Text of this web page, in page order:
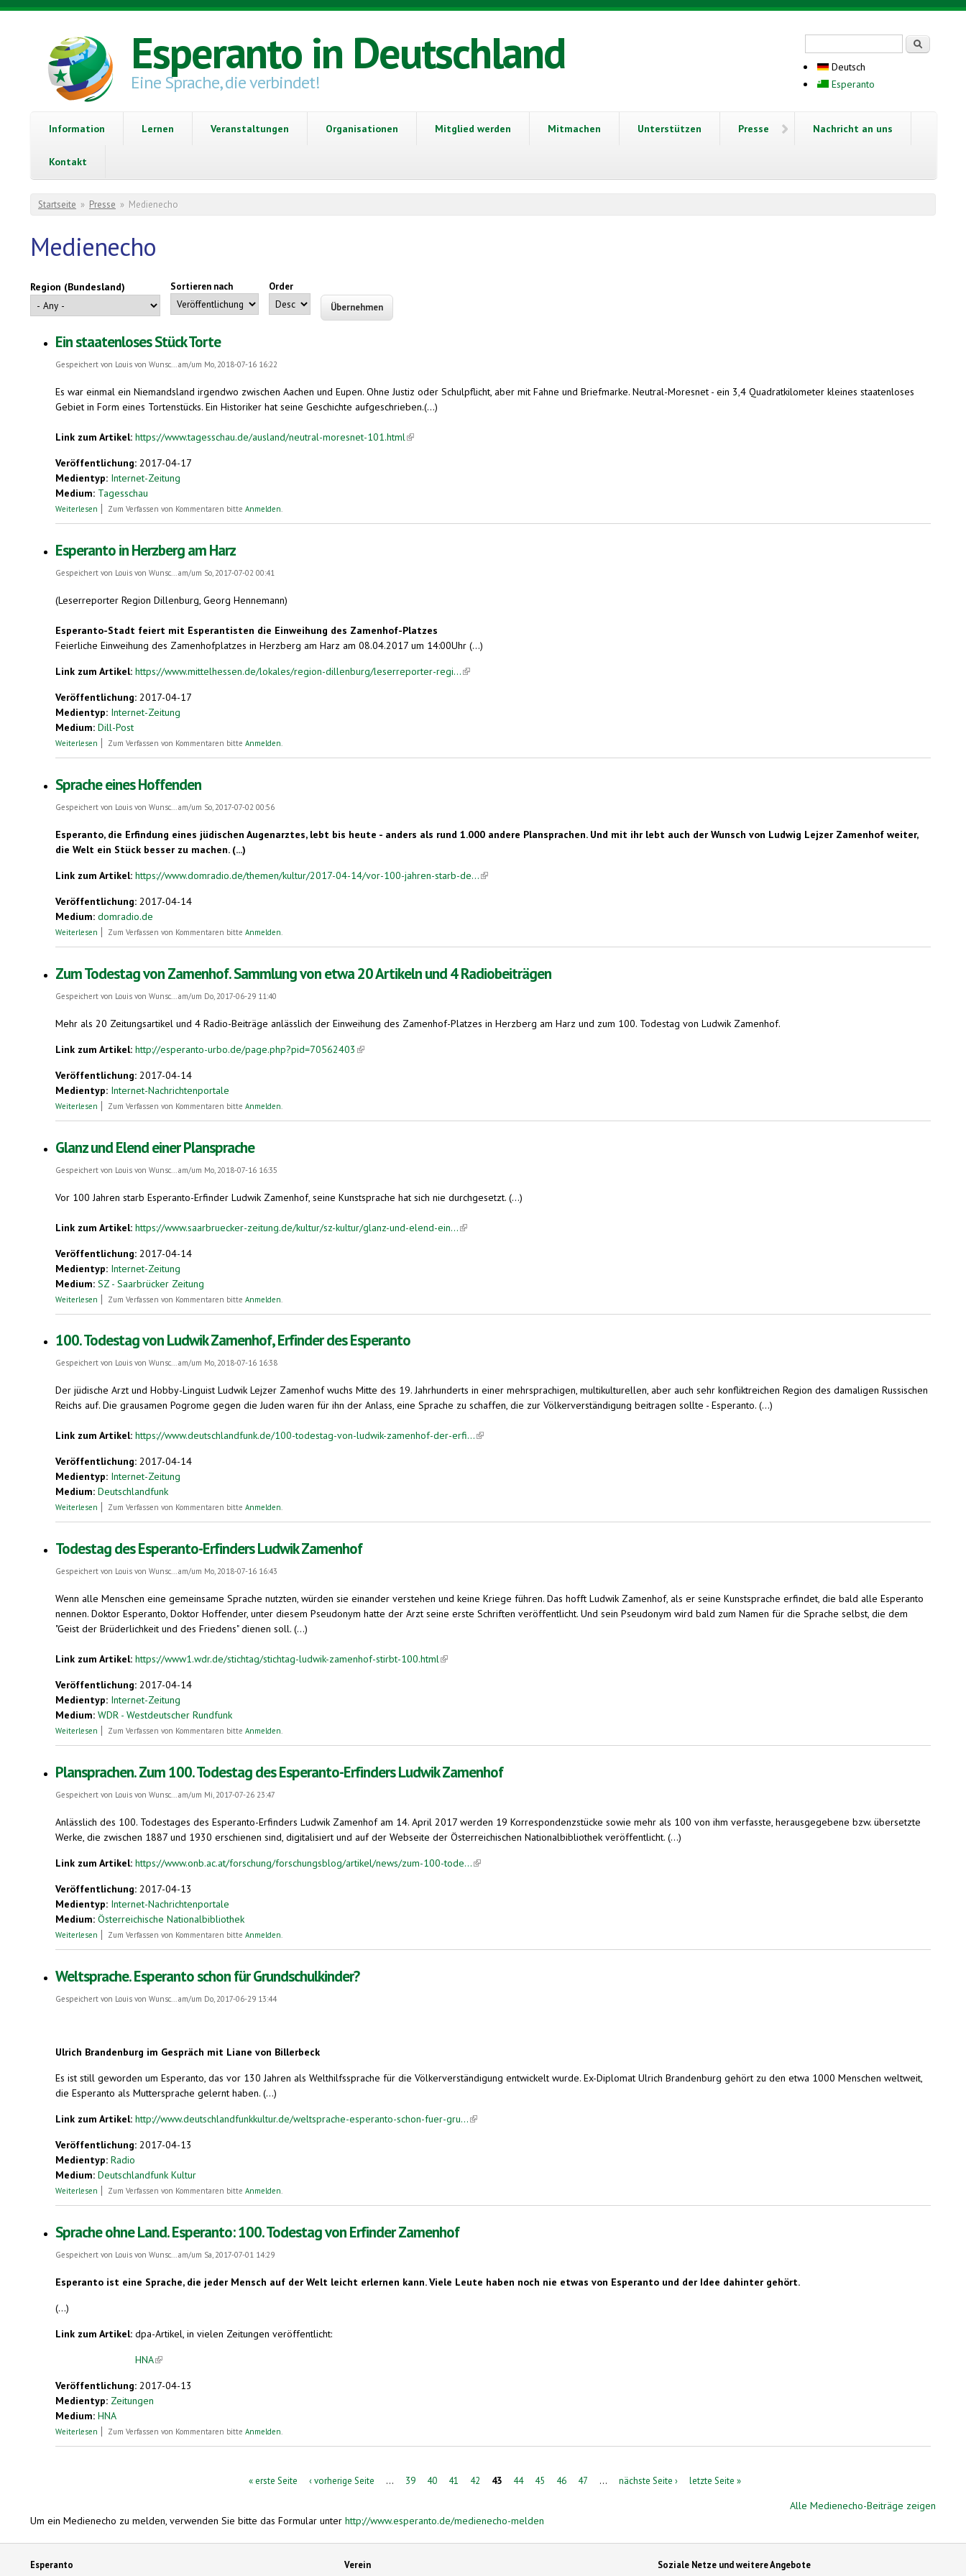
Direkt zum Inhalt
Esperanto in Deutschland
Eine Sprache, die verbindet!
Deutsch
Esperanto
Information Lernen Veranstaltungen Organisationen Mitglied werden Mitmachen Unterstützen Presse Nachricht an uns
Kontakt
Sie sind hier
Startseite » Presse » Medienecho
Medienecho
Region (Bundesland) Sortieren nach Order
Ein staatenloses Stück Torte
Gespeichert von Louis von Wunsc...am/um Mo, 2018-07-16 16:22
Es war einmal ein Niemandsland irgendwo zwischen Aachen und Eupen. Ohne Justiz oder Schulpflicht, aber mit Fahne und Briefmarke. Neutral-Moresnet - ein 3,4 Quadratkilometer kleines staatenloses
Gebiet in Form eines Tortenstücks. Ein Historiker hat seine Geschichte aufgeschrieben.(...)
Link zum Artikel: https://www.tagesschau.de/ausland/neutral-moresnet-101.html(link is external)
Veröffentlichung: 2017-04-17
Medientyp: Internet-Zeitung
Medium: Tagesschau
Weiterlesen über Ein staatenloses Stück Torte
Zum Verfassen von Kommentaren bitte Anmelden.
Esperanto in Herzberg am Harz
Gespeichert von Louis von Wunsc...am/um So, 2017-07-02 00:41
(Leserreporter Region Dillenburg, Georg Hennemann)
Esperanto-Stadt feiert mit Esperantisten die Einweihung des Zamenhof-Platzes
Feierliche Einweihung des Zamenhofplatzes in Herzberg am Harz am 08.04.2017 um 14:00Uhr (...)
Link zum Artikel: https://www.mittelhessen.de/lokales/region-dillenburg/leserreporter-regi...(link is external)
Veröffentlichung: 2017-04-17
Medientyp: Internet-Zeitung
Medium: Dill-Post
Weiterlesen über Esperanto in Herzberg am Harz
Zum Verfassen von Kommentaren bitte Anmelden.
Sprache eines Hoffenden
Gespeichert von Louis von Wunsc...am/um So, 2017-07-02 00:56
Esperanto, die Erfindung eines jüdischen Augenarztes, lebt bis heute - anders als rund 1.000 andere Plansprachen. Und mit ihr lebt auch der Wunsch von Ludwig Lejzer Zamenhof weiter,
die Welt ein Stück besser zu machen. (...)
Link zum Artikel: https://www.domradio.de/themen/kultur/2017-04-14/vor-100-jahren-starb-de...(link is external)
Veröffentlichung: 2017-04-14
Medium: domradio.de
Weiterlesen über Sprache eines Hoffenden
Zum Verfassen von Kommentaren bitte Anmelden.
Zum Todestag von Zamenhof. Sammlung von etwa 20 Artikeln und 4 Radiobeiträgen
Gespeichert von Louis von Wunsc... am/um Do, 2017-06-29 11:40
Mehr als 20 Zeitungsartikel und 4 Radio-Beiträge anlässlich der Einweihung des Zamenhof-Platzes in Herzberg am Harz und zum 100. Todestag von Ludwik Zamenhof.
Link zum Artikel: http://esperanto-urbo.de/page.php?pid=70562403 (link is external)
Veröffentlichung: 2017-04-14
Medientyp: Internet-Nachrichtenportale
Weiterlesen über Zum Todestag von Zamenhof. Sammlung von etwa 20 Artikeln und 4 Radiobeiträgen
Zum Verfassen von Kommentaren bitte Anmelden
Glanz und Elend einer Plansprache
Gespeichert von Louis von Wunsc... am/um Mo, 2018-07-16 16:35
Vor 100 Jahren starb Esperanto-Erfinder Ludwik Zamenhof, seine Kunstsprache hat sich nie durchgesetzt. (...)
Link zum Artikel: https://www.saarbruecker-zeitung.de/kultur/sz-kultur/glanz-und-elend-ein...(link is external)
Veröffentlichung: 2017-04-14
Medientyp: Internet-Zeitung
Medium: SZ - Saarbrücker Zeitung
Weiterlesen über Glanz und Elend einer Plansprache
Zum Verfassen von Kommentaren bitte Anmelden
100. Todestag von Ludwik Zamenhof, Erfinder des Esperanto
Gespeichert von Louis von Wunsc...am/um Mo, 2018-07-16 16:38
Der jüdische Arzt und Hobby-Linguist Ludwik Lejzer Zamenhof wuchs Mitte des 19. Jahrhunderts in einer mehrsprachigen, multikulturellen, aber auch sehr konfliktreichen Region des damaligen Russischen
Reichs auf. Die grausamen Pogrome gegen die Juden waren für ihn der Anlass, eine Sprache zu schaffen, die zur Völkerverständigung beitragen sollte - Esperanto. (...)
Link zum Artikel: https://www.deutschlandfunk.de/100-todestag-von-ludwik-zamenhof-der-erfi...(link is external)
Veröffentlichung: 2017-04-14
Medientyp: Internet-Zeitung
Medium: Deutschlandfunk
Weiterlesen über 100. Todestag von Ludwik Zamenhof, Erfinder des Esperanto
Zum Verfassen von Kommentaren bitte Anmelden.
Todestag des Esperanto-Erfinders Ludwik Zamenhof
Gespeichert von Louis von Wunsc...am/um Mo, 2018-07-16 16:43
Wenn alle Menschen eine gemeinsame Sprache nutzten, würden sie einander verstehen und keine Kriege führen. Das hofft Ludwik Zamenhof, als er seine Kunstsprache erfindet, die bald alle Esperanto
nennen. Doktor Esperanto, Doktor Hoffender, unter diesem Pseudonym hatte der Arzt seine erste Schriften veröffentlicht. Und sein Pseudonym wird bald zum Namen für die Sprache selbst, die dem
"Geist der Brüderlichkeit und des Friedens" dienen soll. (...)
Link zum Artikel: https://www1.wdr.de/stichtag/stichtag-ludwik-zamenhof-stirbt-100.html(link is external)
Veröffentlichung: 2017-04-14
Medientyp: Internet-Zeitung
Medium: WDR - Westdeutscher Rundfunk
Weiterlesen über Todestag des Esperanto-Erfinders Ludwik Zamenhof
Zum Verfassen von Kommentaren bitte Anmelden.
Plansprachen. Zum 100. Todestag des Esperanto-Erfinders Ludwik Zamenhof
Gespeichert von Louis von Wunsc...am/um Mi, 2017-07-26 23:47
Anlässlich des 100. Todestages des Esperanto-Erfinders Ludwik Zamenhof am 14. April 2017 werden 19 Korrespondenzstücke sowie mehr als 100 von ihm verfasste, herausgegebene bzw. übersetzte
Werke, die zwischen 1887 und 1930 erschienen sind, digitalisiert und auf der Webseite der Österreichischen Nationalbibliothek veröffentlicht. (...)
Link zum Artikel: https://www.onb.ac.at/forschung/forschungsblog/artikel/news/zum-100-tode...(link is external)
Veröffentlichung: 2017-04-13
Medientyp: Internet-Nachrichtenportale
Medium: Österreichische Nationalbibliothek
Weiterlesen über Plansprachen. Zum 100. Todestag des Esperanto-Erfinders Ludwik Zamenhof
Zum Verfassen von Kommentaren bitte Anmelden.
Weltsprache. Esperanto schon für Grundschulkinder?
Gespeichert von Louis von Wunsc... am/um Do, 2017-06-29 13:44
Ulrich Brandenburg im Gespräch mit Liane von Billerbeck
Es ist still geworden um Esperanto, das vor 130 Jahren als Welthilfssprache für die Völkerverständigung entwickelt wurde. Ex-Diplomat Ulrich Brandenburg gehört zu den etwa 1000 Menschen weltweit,
die Esperanto als Muttersprache gelernt haben. (...)
Link zum Artikel: http://www.deutschlandfunkkultur.de/weltsprache-esperanto-schon-fuer-gru...(link is external)
Veröffentlichung: 2017-04-13
Medientyp: Radio
Medium: Deutschlandfunk Kultur
Weiterlesen über Weltsprache. Esperanto schon für Grundschulkinder?
Zum Verfassen von Kommentaren bitte Anmelden
Sprache ohne Land. Esperanto: 100. Todestag von Erfinder Zamenhof
Gespeichert von Louis von Wunsc... am/um Sa, 2017-07-01 14:29
Esperanto ist eine Sprache, die jeder Mensch auf der Welt leicht erlernen kann. Viele Leute haben noch nie etwas von Esperanto und der Idee dahinter gehört.
(...)
Link zum Artikel: dpa-Artikel, in vielen Zeitungen veröffentlicht:
HNA(link is external)
Veröffentlichung: 2017-04-13
Medientyp: Zeitungen
Medium: HNA
Weiterlesen über Sprache ohne Land. Esperanto: 100. Todestag von Erfinder Zamenhof
Zum Verfassen von Kommentaren bitte Anmelden
« erste Seite ‹ vorherige Seite … 39 40 41 42 43 44 45 46 47 … nächste Seite › letzte Seite »
Alle Medienecho-Beiträge zeigen
Um ein Medienecho zu melden, verwenden Sie bitte das Formular unter http://www.esperanto.de/medienecho-melden
Esperanto Verein Soziale Netze und weitere Angebote